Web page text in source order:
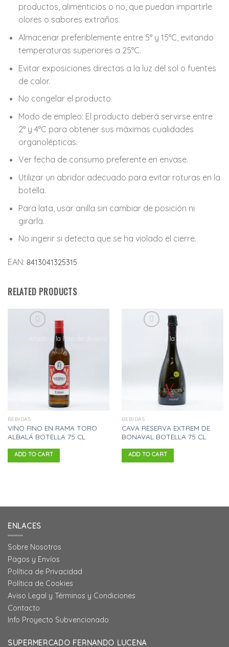
productos, alimenticios o no, que puedan impartirle
olores o sabores extraños.
Almacenar preferiblemente entre 5° y 15°C, evitando
temperaturas superiores a 25°C.
Evitar exposiciones directas a la luz del sol o fuentes
de calor.
No congelar el producto.
Modo de empleo: El producto deberá servirse entre
2° y 4°C para obtener sus máximas cualidades
organolépticas.
Ver fecha de consumo preferente en envase.
Utilizar un abridor adecuado para evitar roturas en la
botella.
Para lata, usar anilla sin cambiar de posición ni
girarla.
No ingerir si detecta que se ha violado el cierre.
EAN: 8413041325315
RELATED PRODUCTS
Añadir a la lista de deseos
BEBIDAS
VINO FINO EN RAMA TORO
ALBALÁ BOTELLA 75 CL.
ADD TO CART
Añadir a la lista de deseos
BEBIDAS
CAVA RESERVA EXTREM DE
BONAVAL BOTELLA 75 CL.
ADD TO CART
ENLACES
Sobre Nosotros
Pagos y Envíos
Política de Privacidad
Política de Cookies
Aviso Legal y Términos y Condiciones
Contacto
Info Proyecto Subvencionado
SUPERMERCADO FERNANDO LUCENA